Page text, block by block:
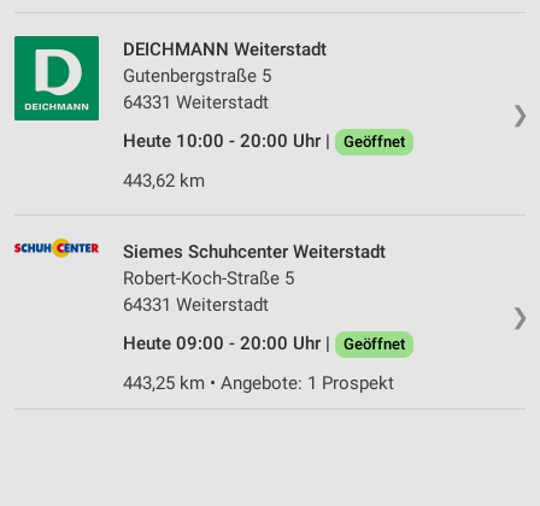
❯
DEICHMANN Weiterstadt
Gutenbergstraße 5
64331 Weiterstadt
Heute 10:00 - 20:00 Uhr |
Geöffnet
443,62 km
❯
Siemes Schuhcenter Weiterstadt
Robert-Koch-Straße 5
64331 Weiterstadt
Heute 09:00 - 20:00 Uhr |
Geöffnet
443,25 km • Angebote: 1 Prospekt